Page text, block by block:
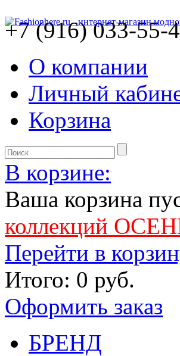
+7 (916) 033-55-
О компании
Личный
Корзина
В корзине:
Ваша корзина
коллекций
Перейти в
Итого: 0 руб.
Оформить заказ
БРЕНД